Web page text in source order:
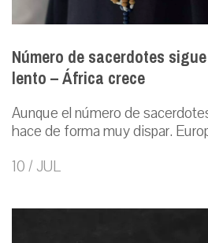
Número de sacerdotes
lento – África crece
Aunque el número de
hace de forma muy dispar.
10 / JUL